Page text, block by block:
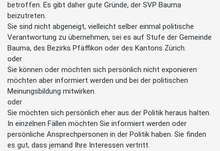
betroffen. Es gibt daher gute Gründe, der SVP Bauma
beizutreten.
Sie sind nicht abgeneigt, vielleicht selber einmal politische
Verantwortung zu übernehmen, sei es auf Stufe der Gemeinde
Bauma, des Bezirks Pfäffikon oder des Kantons Zürich.
oder
Sie können oder möchten sich persönlich nicht exponieren
möchten aber informiert werden und bei der politischen
Meinungsbildung mitwirken.
oder
Sie möchten sich persönlich eher aus der Politik heraus halten.
In einzelnen Fällen möchten Sie informiert werden oder
persönliche Ansprechpersonen in der Politik haben. Sie finden
es gut, dass jemand Ihre Interessen vertritt.